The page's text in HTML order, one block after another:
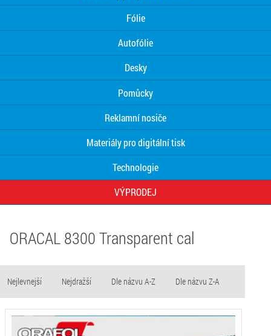
Fólie
Autofólie
Desky
Pomůcky
Reklamní nosiče
Materiály pro digitální tisk
Technologie
VÝPRODEJ
ORACAL 8300 Transparent cal
Nejlevnejší Nejdražší Dle názvu A-Z Dle názvu Z-A